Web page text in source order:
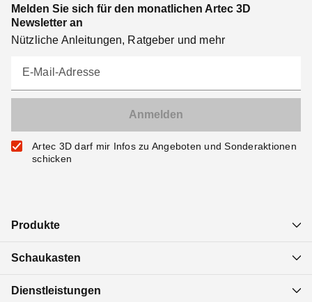
Melden Sie sich für den monatlichen Artec 3D
Newsletter an
Nützliche Anleitungen, Ratgeber und mehr
E-Mail-Adresse
Artec 3D darf mir Infos zu Angeboten und Sonderaktionen
schicken
Produkte
Schaukasten
Dienstleistungen